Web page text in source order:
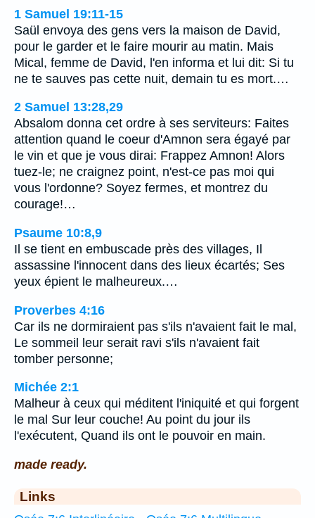
1 Samuel 19:11-15
Saül envoya des gens vers la maison de David,
pour le garder et le faire mourir au matin. Mais
Mical, femme de David, l'en informa et lui dit: Si tu
ne te sauves pas cette nuit, demain tu es mort.…
2 Samuel 13:28,29
Absalom donna cet ordre à ses serviteurs: Faites
attention quand le coeur d'Amnon sera égayé par
le vin et que je vous dirai: Frappez Amnon! Alors
tuez-le; ne craignez point, n'est-ce pas moi qui
vous l'ordonne? Soyez fermes, et montrez du
courage!…
Psaume 10:8,9
Il se tient en embuscade près des villages, Il
assassine l'innocent dans des lieux écartés; Ses
yeux épient le malheureux.…
Proverbes 4:16
Car ils ne dormiraient pas s'ils n'avaient fait le mal,
Le sommeil leur serait ravi s'ils n'avaient fait
tomber personne;
Michée 2:1
Malheur à ceux qui méditent l'iniquité et qui forgent
le mal Sur leur couche! Au point du jour ils
l'exécutent, Quand ils ont le pouvoir en main.
made ready.
Links